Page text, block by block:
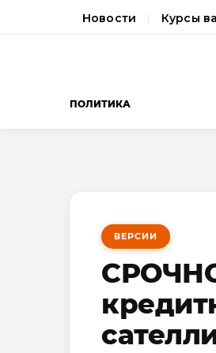
Новости Курсы
ПОЛИТИКА
ВЕРСИИ